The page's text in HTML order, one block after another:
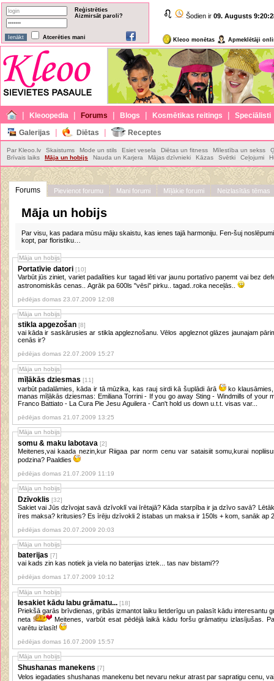
Reģistrēties
Aizmirsāt paroli?
Atcerēties mani
Šodien ir 09. Augusts
Kleoo monētas Apmeklētāji
| Kleoopedia | Forums | Blogs | Kosmētikas reitings | Speciālisti
Galerijas | Diētas | Receptes
Par Kleoo.lv Skaistums Mode un stils Esiet vesela Diētas un fitness Mīlestība un sekss
Brīvais laiks
Māja un hobijs Nauda un Karjera Mājas dzīvnieki Kāzas Svētki Ceļojumi
Forums Pievienot forumu Mani forumi Mīļākie forumi Neizlasītās tēmas
Māja un hobijs
Par visu, kas padara mūsu māju skaistu, kas ienes tajā harmoniju. Fen-šuj
kopt, par floristiku…
Māja un hobijs
Portatīvie datori [10]
Varbūt jūs ziniet, variet padalīties kur tagad lēti var jaunu portatīvo paņemt vai bez defektiem-
astronomiskās cenas.. Agrāk pa 600ls "vēsi" pirku.. tagad..roka neceļās..
pēdējas domas 23.07.2009 12:08
Māja un hobijs
stikla apgezošan [8]
vai kāda ir saskārusies ar stikla apgleznošanu. Vēlos apgleznot glāzes jaunajam
cenās ir?
pēdējas domas 22.07.2009 15:27
Māja un hobijs
mīļākās dziesmas [11]
varbūt padalāmies, kāda ir tā mūzika, kas rauj sirdi kā šuplādi ārā
ko klausāmies, kad esam laimīgas vai bēdīgas. dažas
manas mīļākās dziesmas: Emiliana Torrini - If you go away Sting - Windmills of your mind Bruce Springsteen - Secret Garden
Franco Battiato - La Cura Pie Jesu Aguilera - Can't hold us down u.t.t. visas var...
pēdējas domas 21.07.2009 13:25
Māja un hobijs
somu & maku labotava [2]
Meitenes,vai kaada nezin,kur Riigaa par norm cenu var sataisiit somu,kurai
podzina? Paaldies
pēdējas domas 21.07.2009 11:19
Māja un hobijs
Dzīvoklis [32]
Sakiet vai Jūs dzīvojat savā dzīvoklī vai īrētajā? Kāda starpība ir ja dzīvo savā?
īres maksa? kritusies? Es īrēju dzīvokli 2 istabas un maksa ir 150ls + kom, sanāk ap
pēdējas domas 20.07.2009 20:03
Māja un hobijs
baterijas [7]
vai kads zin kas notiek ja viela no baterijas iztek... tas nav bistami??
pēdējas domas 17.07.2009 10:12
Māja un hobijs
Iesakiet kādu labu grāmatu... [18]
Priekšā garās brīvdienas, gribās izmantot laiku lietderīgu un palasīt kādu interesantu
neta
Meitenes, varbūt esat pēdējā laikā kādu foršu grāmatiņu izlasījušas. Padalieties iespaidos vai vnk iesakiet, ko
varētu izlasīt!
pēdējas domas 16.07.2009 15:57
Māja un hobijs
Shushanas manekens [7]
Velos iegadaties shushanas manekenu bet nevaru nekur atrast par sapratigu cenu,